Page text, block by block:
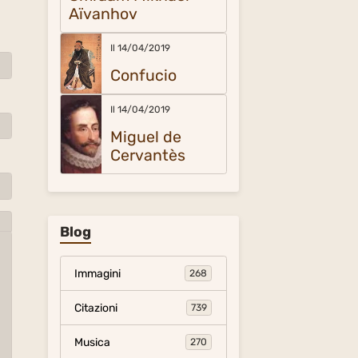
Aïvanhov
Il 14/04/2019
Confucio
Il 14/04/2019
Miguel de
Cervantès
Blog
Immagini 268
Citazioni 739
Musica 270